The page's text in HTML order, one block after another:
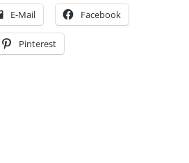
E-Mail Facebook
Pinterest